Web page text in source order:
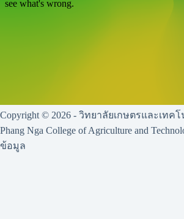
Copyright © 2026 - วิทยาลัยเกษตรและเทค
Phang Nga College of Agriculture and
ข้อมูล